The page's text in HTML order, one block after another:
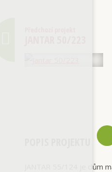
JANTAR 55/124 je dům